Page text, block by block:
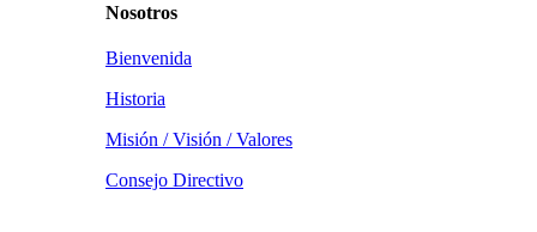
Nosotros
Bienvenida
Historia
Misión / Visión / Valores
Consejo Directivo